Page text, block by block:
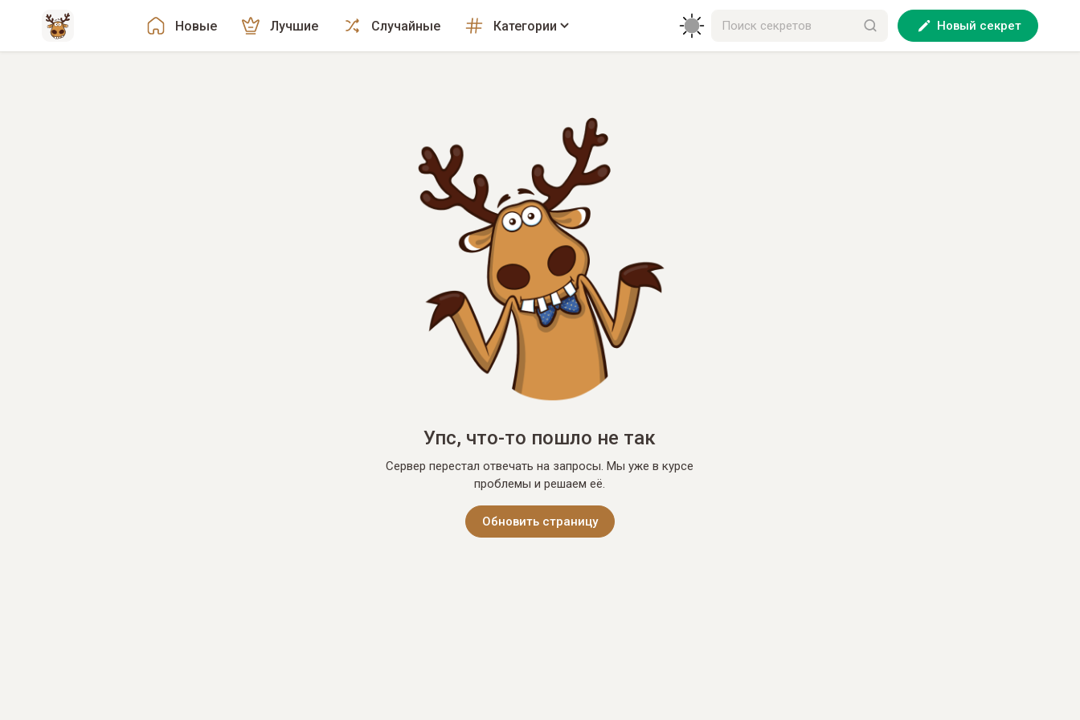
Новые Лучшие Случайные Категории Новый секрет
Упс, что-то пошло не так
Сервер перестал отвечать на запросы. Мы уже в курсе
проблемы и решаем её.
Обновить страницу